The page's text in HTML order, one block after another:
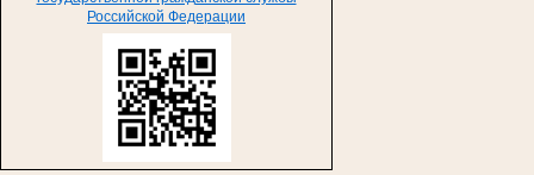
Российской Федерации